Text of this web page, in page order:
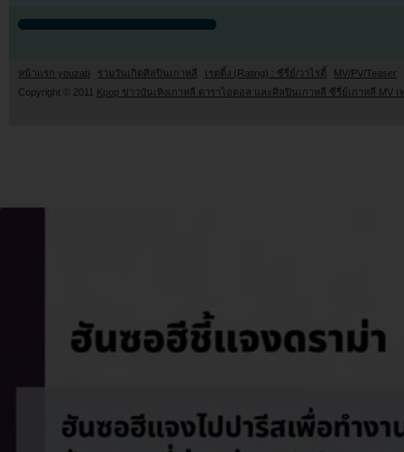
หน้าแรก youzab รวมวันเกิดศิลปินเกาหลี เรตติ้ง (Rating) : ซีรี่ย์/วาไรตี้
MV/PV/Teaser
Copyright © 2011 Kpop ข่าวบันเทิงเกาหลี ดาราไอดอล และศิลปินเกาหลี ซีรี่ย์เกาหลี MV